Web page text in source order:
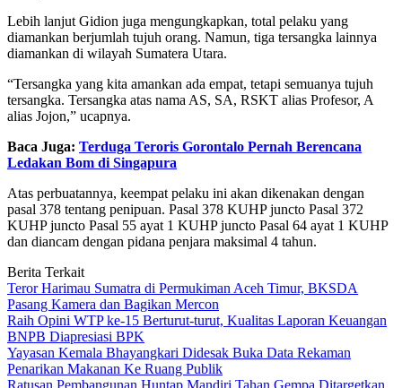
Lebih lanjut Gidion juga mengungkapkan, total pelaku yang
diamankan berjumlah tujuh orang. Namun, tiga tersangka lainnya
diamankan di wilayah Sumatera Utara.
“Tersangka yang kita amankan ada empat, tetapi semuanya tujuh
tersangka. Tersangka atas nama AS, SA, RSKT alias Profesor, A
alias Jojon,” ucapnya.
Baca Juga: Terduga Teroris Gorontalo Pernah Berencana
Ledakan Bom di Singapura
Atas perbuatannya, keempat pelaku ini akan dikenakan dengan
pasal 378 tentang penipuan. Pasal 378 KUHP juncto Pasal 372
KUHP juncto Pasal 55 ayat 1 KUHP juncto Pasal 64 ayat 1 KUHP
dan diancam dengan pidana penjara maksimal 4 tahun.
Berita Terkait
Teror Harimau Sumatra di Permukiman Aceh Timur, BKSDA
Pasang Kamera dan Bagikan Mercon
Raih Opini WTP ke-15 Berturut-turut, Kualitas Laporan Keuangan
BNPB Diapresiasi BPK
Yayasan Kemala Bhayangkari Didesak Buka Data Rekaman
Penarikan Makanan Ke Ruang Publik